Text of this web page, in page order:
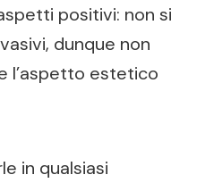
positivi: non si
dunque non
l’aspetto estetico
in qualsiasi